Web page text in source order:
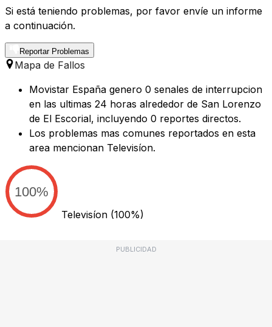
Si está teniendo problemas, por favor envíe un informe
a continuación.
Reportar Problemas
Mapa de Fallos
Movistar España genero 0 senales de interrupcion
en las ultimas 24 horas alrededor de San Lorenzo
de El Escorial, incluyendo 0 reportes directos.
Los problemas mas comunes reportados en esta
area mencionan Televisíon.
100%
Televisíon (100%)
PUBLICIDAD